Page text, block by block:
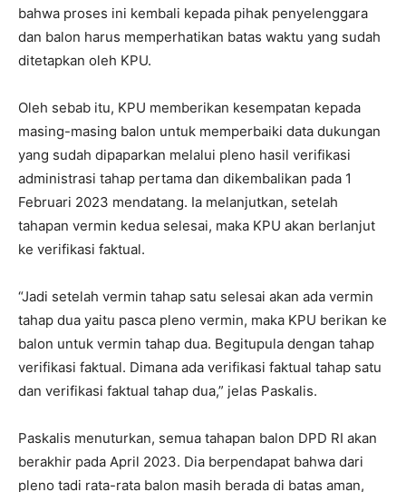
bahwa proses ini kembali kepada pihak penyelenggara
dan balon harus memperhatikan batas waktu yang sudah
ditetapkan oleh KPU.
Oleh sebab itu, KPU memberikan kesempatan kepada
masing-masing balon untuk memperbaiki data dukungan
yang sudah dipaparkan melalui pleno hasil verifikasi
administrasi tahap pertama dan dikembalikan pada 1
Februari 2023 mendatang. Ia melanjutkan, setelah
tahapan vermin kedua selesai, maka KPU akan berlanjut
ke verifikasi faktual.
“Jadi setelah vermin tahap satu selesai akan ada vermin
tahap dua yaitu pasca pleno vermin, maka KPU berikan ke
balon untuk vermin tahap dua. Begitupula dengan tahap
verifikasi faktual. Dimana ada verifikasi faktual tahap satu
dan verifikasi faktual tahap dua,” jelas Paskalis.
Paskalis menuturkan, semua tahapan balon DPD RI akan
berakhir pada April 2023. Dia berpendapat bahwa dari
pleno tadi rata-rata balon masih berada di batas aman,